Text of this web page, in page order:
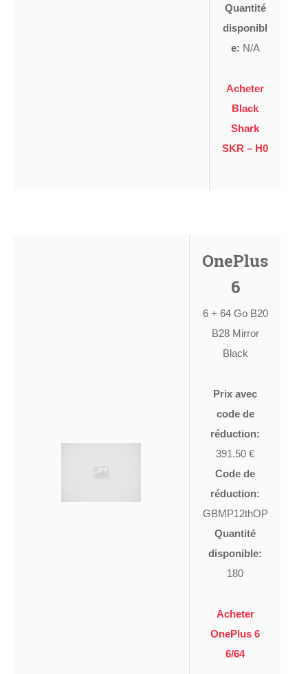
Quantité
disponibl
e: N/A
Acheter
Black
Shark
SKR – H0
OnePlus
6
6 + 64 Go B20
B28 Mirror
Black
Prix avec
code de
réduction:
391.50 €
Code de
réduction:
GBMP12thOP
Quantité
disponible:
180
Acheter
OnePlus 6
6/64